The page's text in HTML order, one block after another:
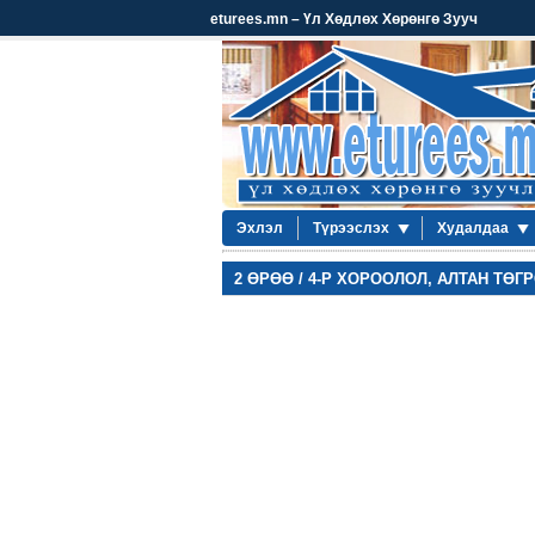
eturees.mn – Үл Хөдлөх Хөрөнгө Зууч
Эхлэл Түрээслэх Худалдаа
2 ӨРӨӨ / 4-Р ХОРООЛОЛ, АЛТАН